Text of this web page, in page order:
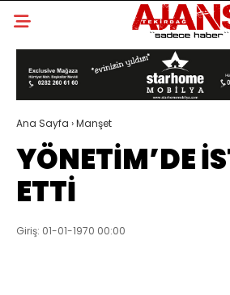
Ana Sayfa ›Manşet
YÖNETİM’DE
ETTİ
Giriş: 01-01-1970 00:00